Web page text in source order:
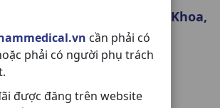
cần phải có
phải có người phụ trách
được đăng trên website
Tiết Tố - Phụ Khoa - Nam Khoa,
hội: